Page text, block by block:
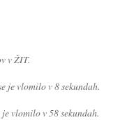
v ŽIT.
je vlomilo v 8 sekundah.
vlomilo v 58 sekundah.